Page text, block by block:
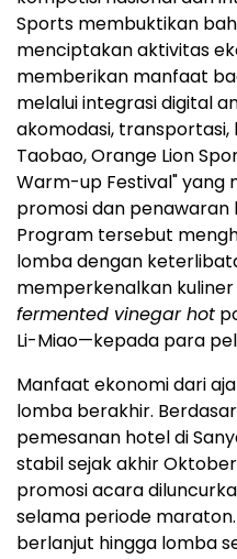
Sports membuktikan
menciptakan aktivitas
memberikan manfaat
melalui integrasi digital
akomodasi, transportasi,
Taobao, Orange Lion
Warm-up Festival" yang
promosi dan penawaran
Program tersebut
lomba dengan
memperkenalkan
fermented vinegar hot
Li-Miao—kepada para
Manfaat ekonomi dari
lomba berakhir.
pemesanan hotel di
stabil sejak akhir
promosi acara
selama periode
berlanjut hingga lomba